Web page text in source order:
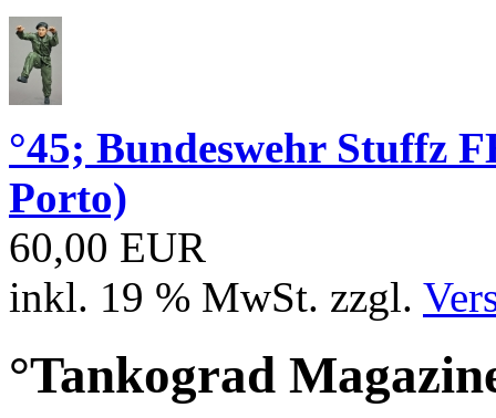
°45; Bundeswehr Stuffz
Porto)
60,00 EUR
inkl. 19 % MwSt. zzgl.
°Tankograd